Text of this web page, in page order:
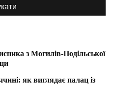
з Могилів-Подільської
як виглядає палац із